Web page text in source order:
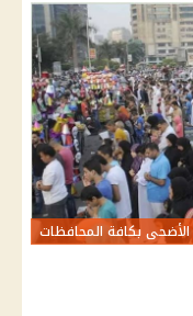
بكافة المحافظات